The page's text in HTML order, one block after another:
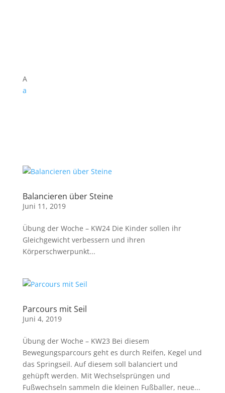
A
a
Balancieren über Steine
Juni 11, 2019
Übung der Woche – KW24 Die Kinder sollen ihr
Gleichgewicht verbessern und ihren
Körperschwerpunkt...
Parcours mit Seil
Juni 4, 2019
Übung der Woche – KW23 Bei diesem
Bewegungsparcours geht es durch Reifen, Kegel und
das Springseil. Auf diesem soll balanciert und
gehüpft werden. Mit Wechselsprüngen und
Fußwechseln sammeln die kleinen Fußballer, neue...